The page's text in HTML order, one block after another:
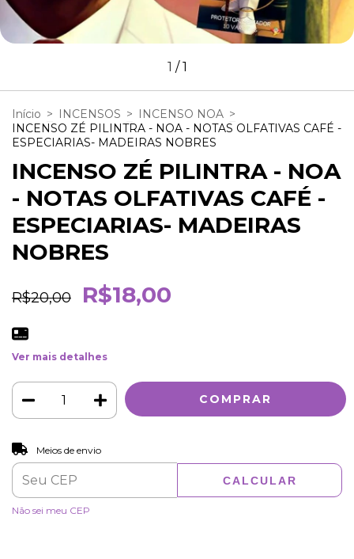
1 /1
Início > INCENSOS > INCENSO NOA >
INCENSO ZÉ PILINTRA - NOA - NOTAS OLFATIVAS CAFÉ -
ESPECIARIAS- MADEIRAS NOBRES
INCENSO ZÉ PILINTRA - NOA
- NOTAS OLFATIVAS CAFÉ -
ESPECIARIAS- MADEIRAS
NOBRES
R$20,00 R$18,00
Ver mais detalhes
Entregas para o CEP:
Meios de envio
CALCULAR
Não sei meu CEP